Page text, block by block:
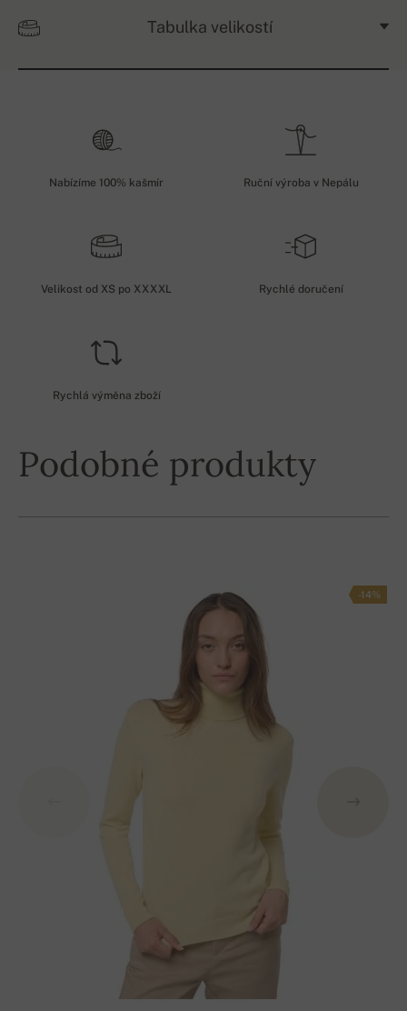
Tabulka velikostí
Nabízíme 100% kašmír Ruční výroba v Nepálu
Velikost od XS po XXXXL Rychlé doručení
Rychlá výměna zboží
Podobné produkty
-14%